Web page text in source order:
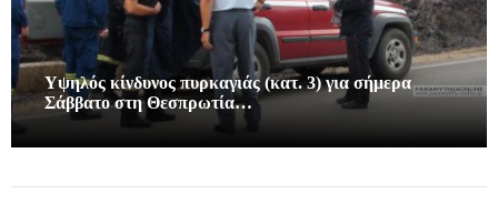
Υψηλός κίνδυνος πυρκαγιάς (κατ. 3) για σήμερα
Σάββατο στη Θεσπρωτία…